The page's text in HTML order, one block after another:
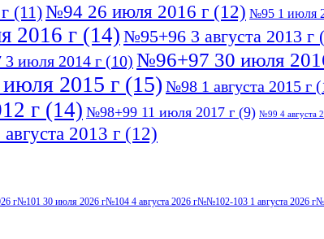
(11)№94 26 июля 2016 г (12) №95 1 июля
2016 г (14) №95+96 3 августа 2013 г
июля 2014 г (10) №96+97 30 июля
2015 г (15) №98 1 августа 2015 г
г (14) №98+99 11 июля 2017 г (9) №99 4 августа
2013 г (12)
г№101 30 июля 2026 г№104 4 августа 2026 г№№102-103 1 августа 2026 г